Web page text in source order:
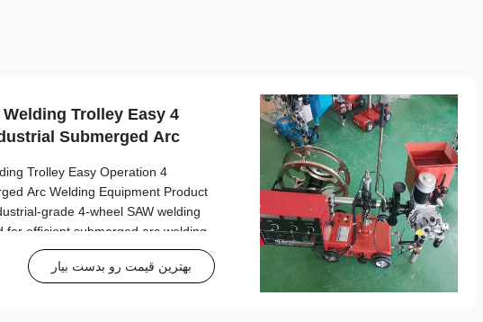
Welding Trolley Easy
Submerged Arc
Trolley Easy Operation
Arc Welding Equipment Product
grade 4-wheel SAW welding
for efficient submerged arc welding
stability and ease of use in
environments. ...
بهترین قیمت رو بدست بیار